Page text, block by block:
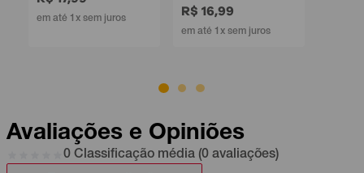
em até 1x sem juros
R$ 16,99
em até 1x sem juros
Avaliações e Opiniões
0 Classificação média (0 avaliações)